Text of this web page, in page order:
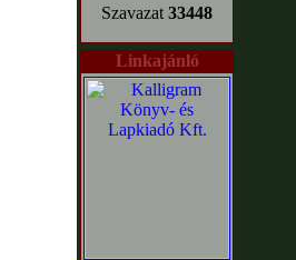
Szavazat 33448
Linkajánló